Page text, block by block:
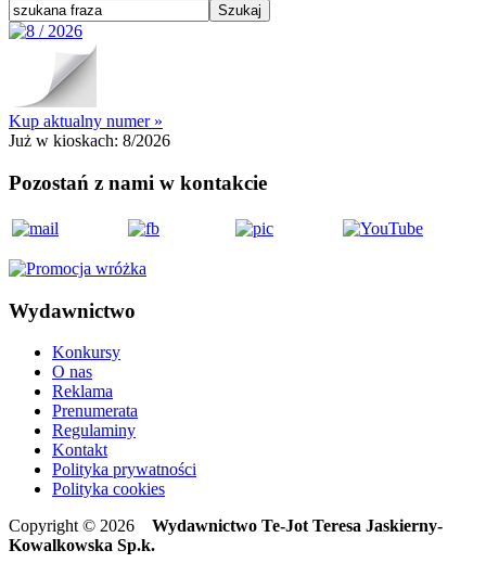
Kup aktualny numer »
Już w kioskach: 8/2026
Pozostań z nami w kontakcie
Wydawnictwo
Konkursy
O nas
Reklama
Prenumerata
Regulaminy
Kontakt
Polityka prywatności
Polityka cookies
Copyright © 2026 Wydawnictwo Te-Jot Teresa Jaskierny-
Kowalkowska Sp.k.